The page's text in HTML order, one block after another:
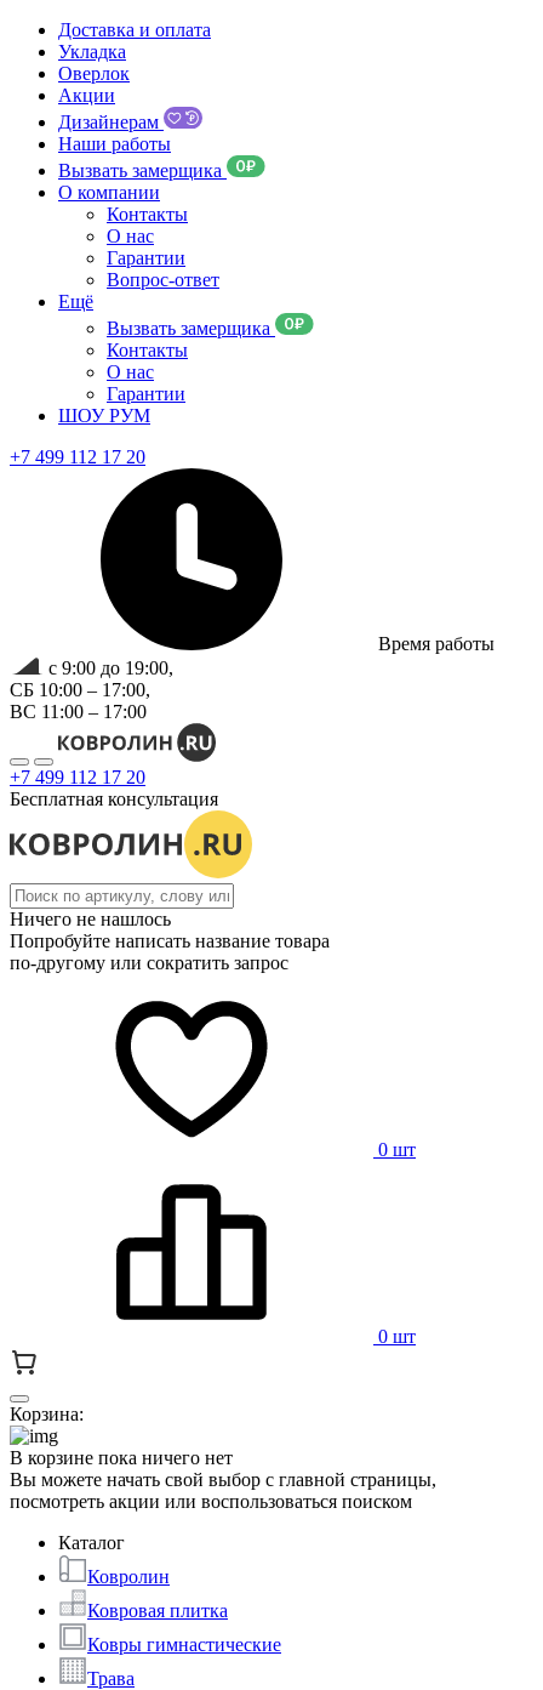
Доставка и оплата
Укладка
Оверлок
Акции
Дизайнерам
Наши работы
Вызвать замерщика
О компании
Контакты
О нас
Гарантии
Вопрос-ответ
Ещё
Вызвать замерщика
Контакты
О нас
Гарантии
ШОУ РУМ
+7 499 112 17 20
Время работы
с 9:00 до 19:00,
СБ 10:00 – 17:00,
ВС 11:00 – 17:00
+7 499 112 17 20
Бесплатная консультация
Ничего не нашлось
Попробуйте написать название товара
по-другому или сократить запрос
0 шт
0 шт
Корзина:
В корзине пока ничего нет
Вы можете начать свой выбор с главной страницы,
посмотреть акции или воспользоваться поиском
Каталог
Ковролин
Ковровая плитка
Ковры гимнастические
Трава